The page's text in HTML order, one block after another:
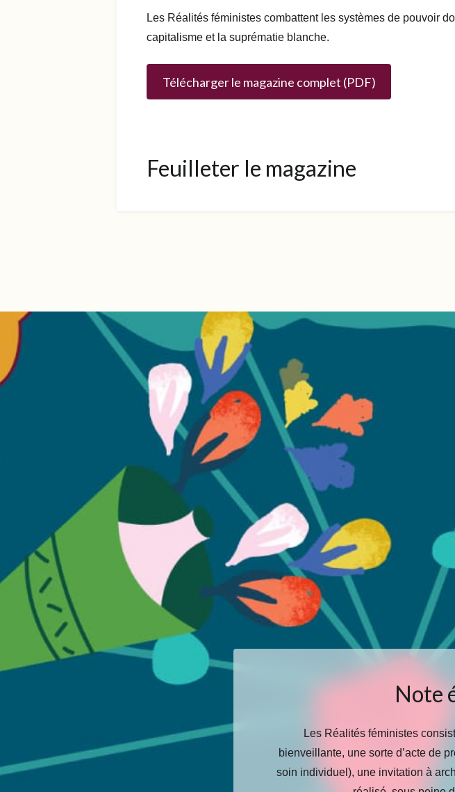
Les Réalités féministes combattent les systèmes de pouvoir
capitalisme et la suprématie blanche.
Télécharger le magazine complet (PDF)
Feuilleter le magazine
Note
Les Réalités féministes
bienveillante, une sorte d’acte de
soin individuel), une invitation à